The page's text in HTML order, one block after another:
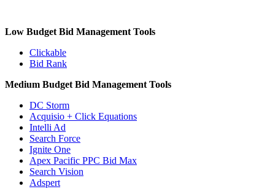
Low Budget Bid Management Tools
Clickable
Bid Rank
Medium Budget Bid Management Tools
DC Storm
Acquisio + Click Equations
Intelli Ad
Search Force
Ignite One
Apex Pacific PPC Bid Max
Search Vision
Adspert